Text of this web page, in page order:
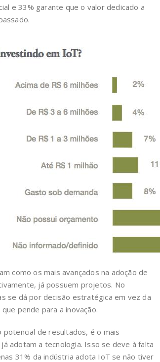
e 33% garante que o valor dedicado a
como os mais avançados na adoção de
já possuem projetos. No
se dá por decisão estratégica em vez da
pende para a inovação.
potencial de resultados, é o mais
adotam a tecnologia. Isso se deve à falta
31% da indústria adota IoT se não tiver